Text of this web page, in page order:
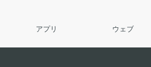
アプリ ウェブ